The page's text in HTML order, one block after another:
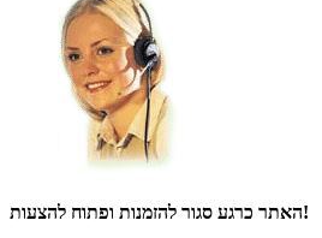
האתר כרגע סגור להזמנות ופתוח להצעות!